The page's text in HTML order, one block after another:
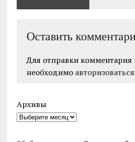
Оставить
Для отправки комментария
необходимо авторизоваться
Архивы